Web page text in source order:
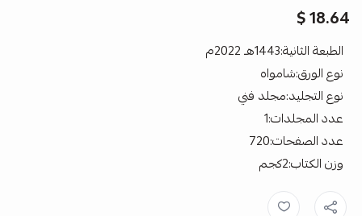
18.64 $
الطبعة الثانية:1443هـ 2022م
نوع الورق:شامواه
نوع التجليد:مجلد فني
عدد المجلدات:1
عدد الصفحات:720
وزن الكتاب:2كجم